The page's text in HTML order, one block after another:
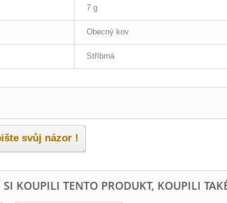
7 g
Obecný kov
Stříbrná
svůj názor !
KOUPILI TENTO PRODUKT, KOUPILI